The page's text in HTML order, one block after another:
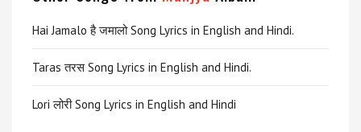
Hai Jamalo है जमालो Song Lyrics in English and Hindi.
Taras तरस Song Lyrics in English and Hindi.
Lori लोरी Song Lyrics in English and Hindi